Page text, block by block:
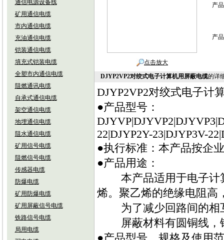
通信电源设备线
矿用通信电缆
市内通信电缆
充油通信电缆
铠装通信电缆
填充式铠装电缆
全塑市内通信电缆
阻燃通讯电缆
自承式通信电缆
架空通信电缆
地埋通信电缆
阻水通信电缆
矿用信号电缆
阻燃信号电缆
传感器电缆
防爆电缆
矿用防爆电缆
矿用屏蔽信号电缆
铁路信号电缆
局用电缆
点击放大
产
产
DJYP2VP2对绞式电子计算机用屏蔽电缆的详
DJYP2VP2对绞式电子计
●产品型号：
22|DJYP2Y-23|DJYP3V-
●执行标准：本产品按企
●产品用途：
本产品适用于电子计算
烯。聚乙烯的绝缘电阻
为了减少回路间的相互
屏蔽材料有圆铜线，铜